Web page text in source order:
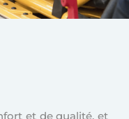
et de qualité, et